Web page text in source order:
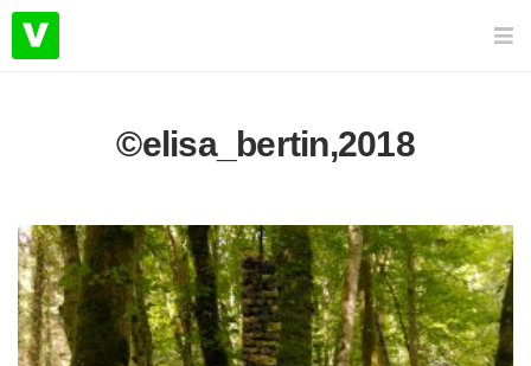
©elisa_bertin,2018